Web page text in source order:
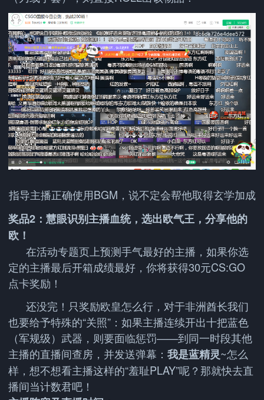
指导主播正确使用BGM，说不定会帮他取得玄学加成
奖品2：慧眼识别主播血统，选出欧气王，分享他的
欧！
在活动专题页上预测手气最好的主播，如果你选
定的主播最后开箱成绩最好，你将获得30元CS:GO
点卡奖励！
还没完！只奖励欧皇怎么行，对于非洲酋长我们
也要给予特殊的“关照”：如果主播连续开出十把蓝色
（军规级）武器，则要面临惩罚——到同一时段其他
主播的直播间查房，并发送弹幕：我是蓝精灵~怎么
样，想不想看主播这样的“羞耻PLAY”呢？那就快去直
播间当计数君吧！